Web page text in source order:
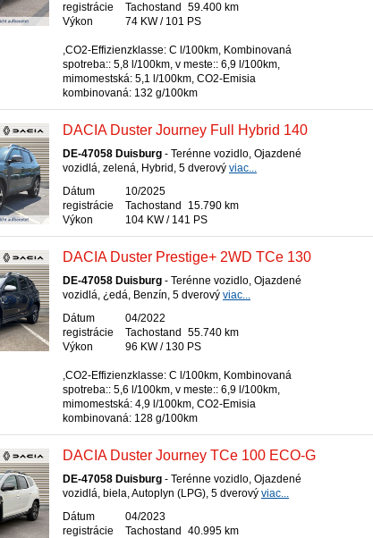
registrácie
Tachostand
59.400 km
Výkon
74 KW / 101 PS
,CO2-Effizienzklasse: C l/100km, Kombinovaná
spotreba:: 5,8 l/100km, v meste:: 6,9 l/100km,
mimomestská: 5,1 l/100km, CO2-Emisia
kombinovaná: 132 g/100km
DACIA Duster Journey Full Hybrid 140
DE-47058 Duisburg - Terénne vozidlo, Ojazdené
vozidlá, zelená, Hybrid, 5 dverový viac...
Dátum
registrácie
10/2025
Tachostand
15.790 km
Výkon
104 KW / 141 PS
DACIA Duster Prestige+ 2WD TCe 130
DE-47058 Duisburg - Terénne vozidlo, Ojazdené
vozidlá, ¿edá, Benzín, 5 dverový viac...
Dátum
registrácie
04/2022
Tachostand
55.740 km
Výkon
96 KW / 130 PS
,CO2-Effizienzklasse: C l/100km, Kombinovaná
spotreba:: 5,6 l/100km, v meste:: 6,9 l/100km,
mimomestská: 4,9 l/100km, CO2-Emisia
kombinovaná: 128 g/100km
DACIA Duster Journey TCe 100 ECO-G
DE-47058 Duisburg - Terénne vozidlo, Ojazdené
vozidlá, biela, Autoplyn (LPG), 5 dverový viac...
Dátum
registrácie
04/2023
Tachostand
40.995 km